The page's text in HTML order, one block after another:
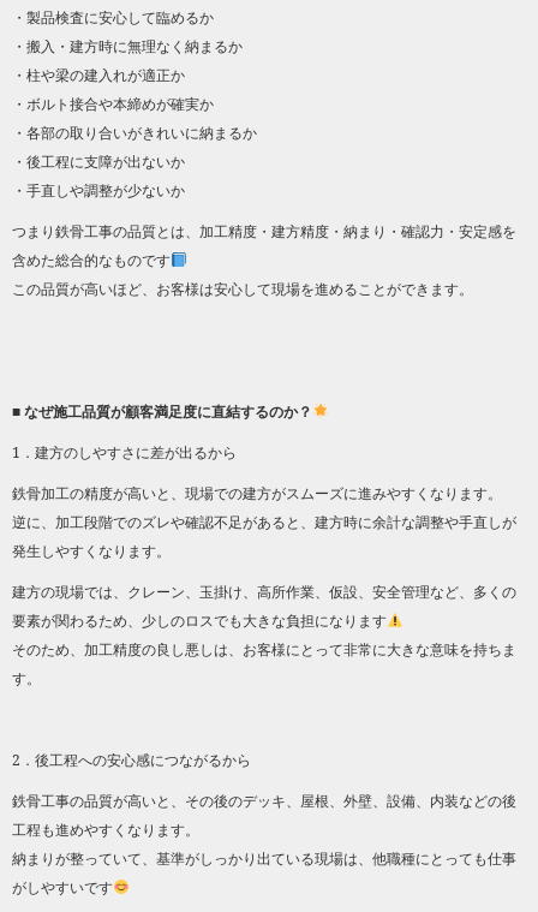
・製品検査に安心して臨めるか
・搬入・建方時に無理なく納まるか
・柱や梁の建入れが適正か
・ボルト接合や本締めが確実か
・各部の取り合いがきれいに納まるか
・後工程に支障が出ないか
・手直しや調整が少ないか
つまり鉄骨工事の品質とは、加工精度・建方精度・納まり・確認力・安定感を
含めた総合的なものです
この品質が高いほど、お客様は安心して現場を進めることができます。
■ なぜ施工品質が顧客満足度に直結するのか？
1．建方のしやすさに差が出るから
鉄骨加工の精度が高いと、現場での建方がスムーズに進みやすくなります。
逆に、加工段階でのズレや確認不足があると、建方時に余計な調整や手直しが
発生しやすくなります。
建方の現場では、クレーン、玉掛け、高所作業、仮設、安全管理など、多くの
要素が関わるため、少しのロスでも大きな負担になります
そのため、加工精度の良し悪しは、お客様にとって非常に大きな意味を持ちま
す。
2．後工程への安心感につながるから
鉄骨工事の品質が高いと、その後のデッキ、屋根、外壁、設備、内装などの後
工程も進めやすくなります。
納まりが整っていて、基準がしっかり出ている現場は、他職種にとっても仕事
がしやすいです